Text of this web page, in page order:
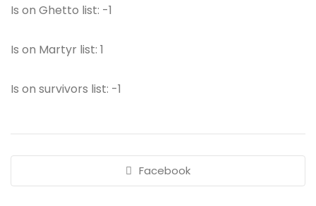
Is on Ghetto list: -1
Is on Martyr list: 1
Is on survivors list: -1
Facebook